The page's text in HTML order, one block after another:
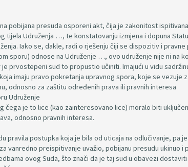
pobijana presuda osporeni akt, čija je zakonitost
tijela Udruženja …, te konstatovanju izmjena i dopuna
Iako se, dakle, radi o rješenju čiji se dispozitiv i
sporu) odnose na Udruženje …, ovo udruženje nije ni na
prvostepeni sud to propustio učiniti. Imajući u vidu
imaju pravo pokretanja upravnog spora, koje se vezuje
odnosno za zaštitu određenih prava ili pravnih interesa
Udruženje
je to lice (kao zainteresovano lice) moralo biti
odnosno pravnih interesa.
postupka koja je bila od uticaja na odlučivanje, pa je
vanredno preispitivanje uvažio, pobijanu presudu ukinuo i
ovog Suda, što znači da je taj sud u obavezi dostaviti